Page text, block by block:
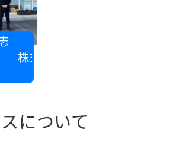
株式会社ライフネットワークス
について